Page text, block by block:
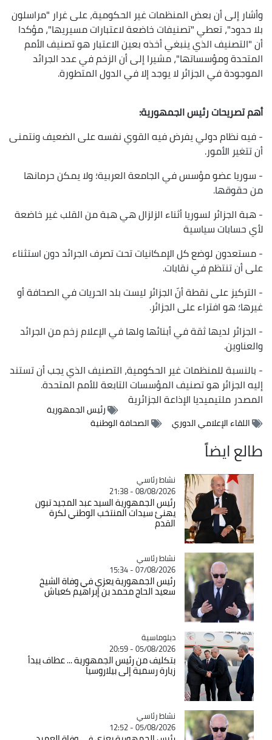
وأشار إلى أن بعض المنظمات غير الحكومية، على غرار "مراسلون
بلا حدود"، تعطي "تصنيفات خاضعة لاعتبارات مسيريها"، مؤكدا
أن "التصنيف الذي ينبغي أخذه بعين الاعتبار هو تصنيف الأمم
المتحدة ومؤسساتها"، مشيرا إلى أن الزخم في عدد الجرائد
الموجودة في الجزائر لا يوجد إلا في الدول المتطورة.
أهم تصريحات رئيس الجمهورية:
- فيه نظام دولي يفرض فيه القوي نفسه على الضعيف ونتمنى
أن تتغير الأمور.
- سوريا عضو مؤسس في الجامعة العربية؛ ولا يمكن حرمانها
من حقوقها.
- هبة الجزائر لسوريا أثناء الزلزال هي هبة من القلب غير خاضعة
لأي حسابات سياسية
- مستعدون لوضع كل الإمكانيات تحت تصرف الجرائد دون استثناء
على أن تنتظم في نقابات.
- التركيز على نقطة أنّ الجزائر ليست بلد الحريات في الصحافة أو
غيرها؛ هو افتراء على الجزائر.
- الجزائر لديها ثقة في أبنائها ولها في الإعلام زخم من الجرائد
والعناوين.
- بالنسبة للمنظمات غير الحكومية، التصنيف الذي يجب أن تستند
إليه الجزائر هو تصنيف المؤسسات التابعة للأمم المتحدة.
المصدرملتيميديا الإذاعة الجزائرية
رئيس الجمهورية
اللقاء الإعلامي الدوري
الصحافة الوطنية
طالع ايضاً
Catégorie
نشاط رئاسي
08/08/2026 - 21:38
رئيس الجمهورية السيد عبد المجيد تبون
يهنئ سيدات المنتخب الوطني لكرة
القدم
Catégorie
نشاط رئاسي
07/08/2026 - 15:34
رئيس الجمهورية يعزي في وفاة الشيخ
سعيد الحاج محمد بن إبراهيم كعباش
Catégorie
دبلوماسية
05/08/2026 - 20:59
بتكليف من رئيس الجمهورية ... عطاف يبدأ
زيارة رسمية إلى بيلاروسيا
Catégorie
نشاط رئاسي
05/08/2026 - 12:52